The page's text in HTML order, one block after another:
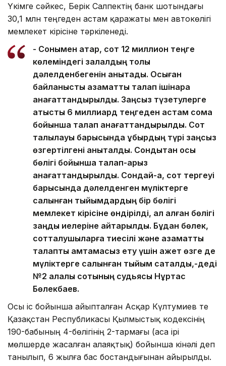
Үкімге сәйкес, Берік Салпектің банк шотындағы
30,1 млн теңгеден астам қаражаты мен автокөлігі
мемлекет кірісіне тәркіленеді.
- Сонымен қатар, сот 12 миллион теңге
көлеміндегі залалдың толық
дәлелденбегенін анықтады. Осыған
байланысты азаматтық талап ішінара
қанағаттандырылды. Заңсыз түзетулерге
қатысты 6 миллиард теңгеден астам сома
бойынша талап қанағаттандырылды. Сот
талқылауы барысында құбырдың түрі заңсыз
өзгертілгені анықталды. Сондықтан осы
бөлігі бойынша талап-арыз
қанағаттандырылды. Сондай-ақ, сот тергеуі
барысында дәлелденген мүліктерге
салынған тыйымдардың бір бөлігі
мемлекет кірісіне өндірілді, ал қалған бөлігі
заңды иелеріне қайтарылды. Бұдан бөлек,
сотталушыларға тиесілі және азаматтық
талапты қамтамасыз ету үшін қажет өзге де
мүліктерге салынған тыйым сақталды,-деді
№2 қалалық сотының судьясы Нұртас
Бөлекбаев.
Осы іс бойынша айыпталған Асқар Күлтумиев те
Қазақстан Республикасы Қылмыстық кодексінің
190-бабының 4-бөлігінің 2-тармағы (аса ірі
мөлшерде жасалған алаяқтық) бойынша кінәлі деп
танылып, 6 жылға бас бостандығынан айырылды.